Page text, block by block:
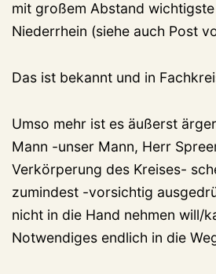
mit großem Abstand
Niederrhein (siehe auch Post
Das ist bekannt und in
Umso mehr ist es äußerst
Mann -unser Mann, Herr
Verkörperung des Kreises-
zumindest -vorsichtig
nicht in die Hand nehmen will/
Notwendiges endlich in die